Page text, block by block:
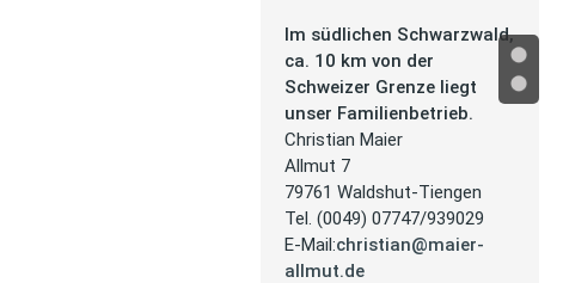
Im südlichen Schwarzwald,
ca. 10 km von der
Schweizer Grenze liegt
unser Familienbetrieb.
Christian Maier
Allmut 7
79761 Waldshut-Tiengen
Tel. (0049) 07747/939029
E-Mail:christian@maier-
allmut.de